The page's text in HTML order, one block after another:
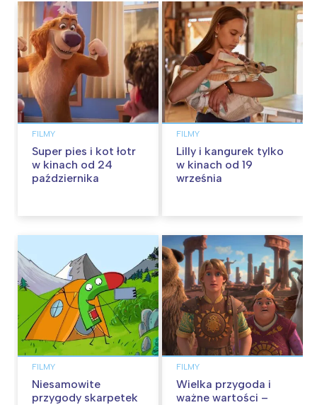
FILMY
Super pies i kot łotr
w kinach od 24
października
FILMY
Lilly i kangurek tylko
w kinach od 19
września
FILMY
Niesamowite
przygody skarpetek
FILMY
Wielka przygoda i
ważne wartości –